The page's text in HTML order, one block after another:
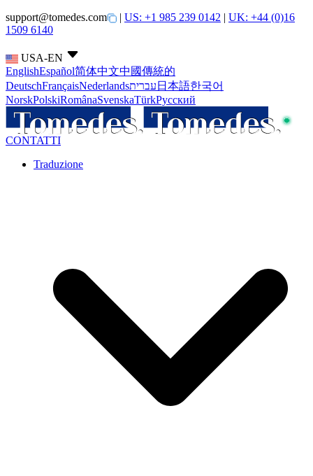
support@tomedes.com | US: +1 985 239 0142 | UK: +44 (0)16
1509 6140
USA-EN
EnglishEspañol简体中文中國傳統的
DeutschFrançaisNederlandsעברית 日本語한국어
NorskPolskiRomânaSvenskaTürkРусский
CONTATTI
Traduzione